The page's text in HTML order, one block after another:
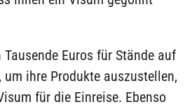
Euros für Stände auf
um ihre Produkte auszustellen,
für die Einreise. Ebenso